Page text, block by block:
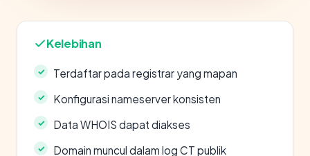
Kelebihan
Terdaftar pada registrar yang mapan
Konfigurasi nameserver konsisten
Data WHOIS dapat diakses
Domain muncul dalam log CT publik